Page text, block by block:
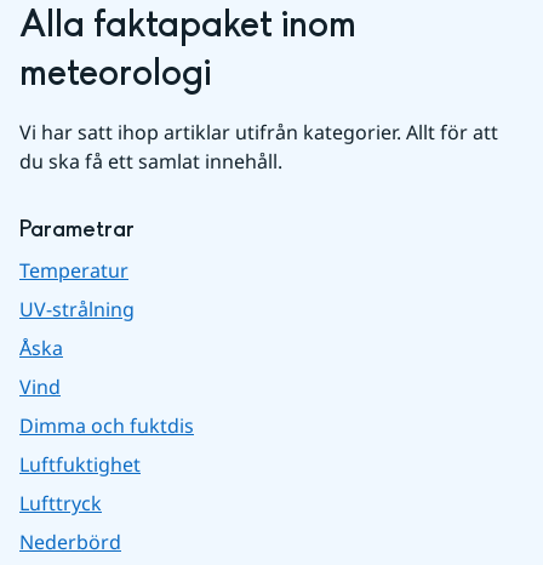
Alla faktapaket inom
meteorologi
Vi har satt ihop artiklar utifrån kategorier. Allt för att
du ska få ett samlat innehåll.
Parametrar
Temperatur
UV-strålning
Åska
Vind
Dimma och fuktdis
Luftfuktighet
Lufttryck
Nederbörd